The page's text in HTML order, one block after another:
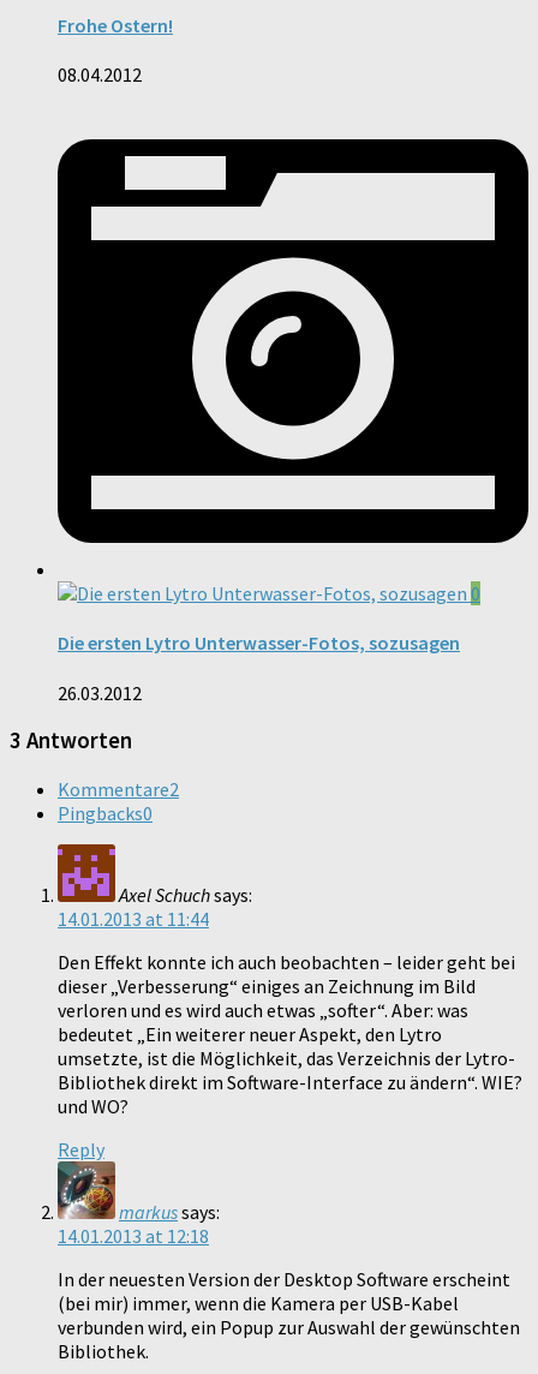
Frohe Ostern!
08.04.2012
0
Die ersten Lytro Unterwasser-Fotos, sozusagen
26.03.2012
3 Antworten
Kommentare2
Pingbacks0
Axel Schuchsays:
14.01.2013 at 11:44
Den Effekt konnte ich auch beobachten – leider geht bei
dieser „Verbesserung“ einiges an Zeichnung im Bild
verloren und es wird auch etwas „softer“. Aber: was
bedeutet „Ein weiterer neuer Aspekt, den Lytro
umsetzte, ist die Möglichkeit, das Verzeichnis der Lytro-
Bibliothek direkt im Software-Interface zu ändern“. WIE?
und WO?
Reply
markussays:
14.01.2013 at 12:18
In der neuesten Version der Desktop Software erscheint
(bei mir) immer, wenn die Kamera per USB-Kabel
verbunden wird, ein Popup zur Auswahl der gewünschten
Bibliothek.